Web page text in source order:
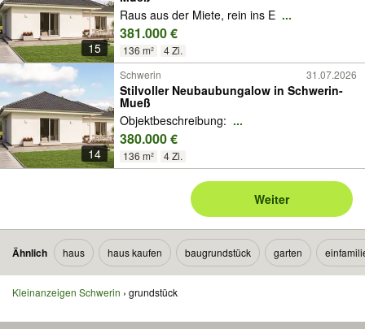
15
Raus aus der Miete, rein ins E ...
381.000 €
136 m² 4 Zi.
14
Schwerin 31.07.2026
Stilvoller Neubaubungalow in Schwerin-
Mueß
Objektbeschreibung: ...
380.000 €
136 m² 4 Zi.
Weiter
Ähnlich haus haus kaufen baugrundstück garten
Kleinanzeigen Schwerin grundstück